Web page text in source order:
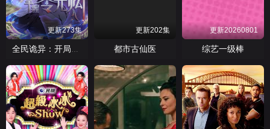
更新273集
全民诡异：开局掌握零元购·动态漫画
更新202集
都市古仙医
更新20260801
综艺一级棒